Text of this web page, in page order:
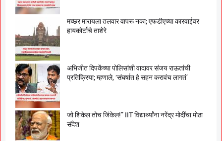
मच्छर मारायला तलवार वापरू नका; एफडीएच्या कारवाईवर
हायकोर्टाचे ताशेरे
अभिजीत दिपकेंच्या पोलिसांशी वादावर संजय राऊतांची
प्रतिक्रिया; म्हणाले, ‘संघर्षात हे सहन करावंच लागतं’
जो शिकेल तोच जिंकेल!” IIT विद्यार्थ्यांना नरेंद्र मोदींचा मोठा
संदेश